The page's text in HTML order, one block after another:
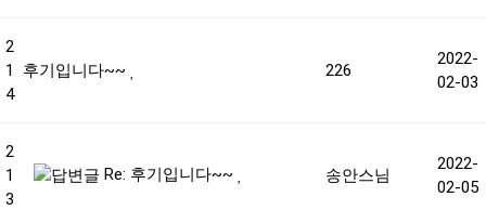
2
1
4
후기입니다~~ 226
2022-
02-03
2
1
3
Re: 후기입니다~~ 송안스님
2022-
02-05